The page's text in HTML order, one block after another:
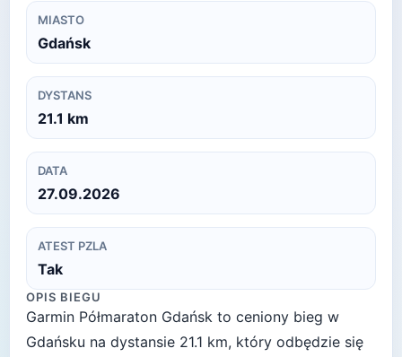
MIASTO
Gdańsk
DYSTANS
21.1 km
DATA
27.09.2026
ATEST PZLA
Tak
OPIS BIEGU
Garmin Półmaraton Gdańsk to ceniony bieg w
Gdańsku na dystansie 21.1 km, który odbędzie się